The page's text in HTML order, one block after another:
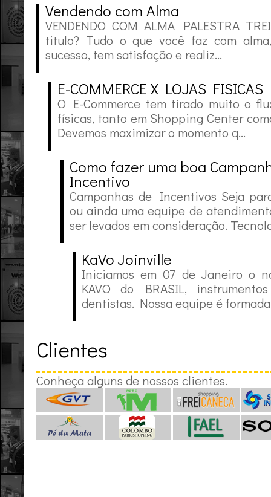
Vendendo com Alma
VENDENDO COM ALMA PALESTRA
titulo? Tudo o que você faz com
sucesso, tem satisfação e realiz...
E-COMMERCE X LOJAS FISICAS
O E-Commerce tem tirado muito o
físicas, tanto em Shopping Center
Devemos maximizar o momento q...
Como fazer uma boa
Incentivo
Campanhas de Incentivos Seja
ou ainda uma equipe de
ser levados em consideração.
KaVo Joinville
Iniciamos em 07 de Janeiro o
KAVO do BRASIL,
dentistas. Nossa equipe é
Clientes
Conheça alguns de nossos clientes.